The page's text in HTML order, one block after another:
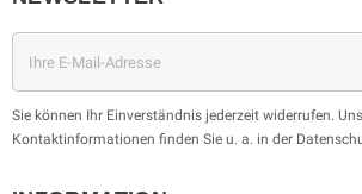
Sie können Ihr Einverständnis jederzeit widerrufen.
Kontaktinformationen finden Sie u. a. in der